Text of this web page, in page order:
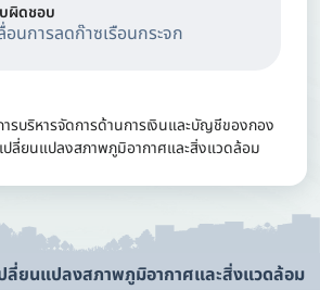
ผิดชอบ
นการลดก๊าซเรือนกระจก
รบริหารจัดการด้านการเงินและบัญชีของกอง
ปลี่ยนแปลงสภาพภูมิอากาศและสิ่งแวดล้อม
ลี่ยนแปลงสภาพภูมิอากาศและสิ่งแวดล้อม